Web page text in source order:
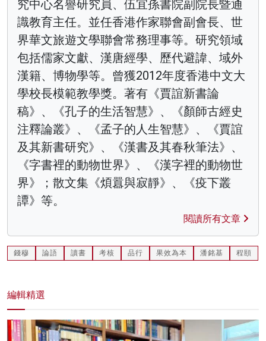
究中心名譽研究員、伍宜孫書院副院長暨通
識教育主任。並任香港作家聯會副會長、世
界華文旅遊文學聯會常務理事等。研究領域
包括儒家文獻、漢唐經學、歷代避諱、域外
漢籍、博物學等。曾獲2012年度香港中文大
學校長模範教學獎。著有《賈誼新書論
稿》、《孔子的生活智慧》、《顏師古經史
注釋論叢》、《孟子的人生智慧》、《賈誼
及其新書研究》、《漢書及其春秋筆法》、
《字書裡的動物世界》、《漢字裡的動物世
界》；散文集《煩囂與寂靜》、《疫下叢
譚》等。
閱讀所有文章
錢穆 論語 讀書 考核 品行 果效為本 潘銘基 程頤
編輯精選